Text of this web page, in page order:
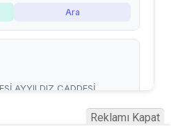
Reklamı Kapat